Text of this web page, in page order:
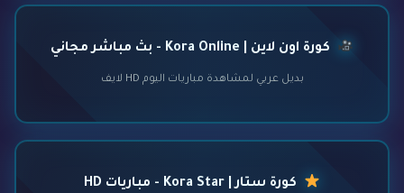
كورة اون لاين | Kora Online - بث مباشر مجاني
بديل عربي لمشاهدة مباريات اليوم HD لايف
كورة ستار | Kora Star - مباريات HD